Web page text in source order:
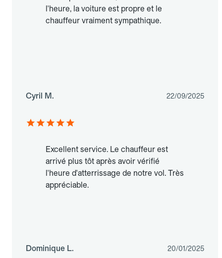
l'heure, la voiture est propre et le
chauffeur vraiment sympathique.
Cyril M. 22/09/2025
Excellent service. Le chauffeur est
arrivé plus tôt après avoir vérifié
l'heure d'atterrissage de notre vol. Très
appréciable.
Dominique L. 20/01/2025